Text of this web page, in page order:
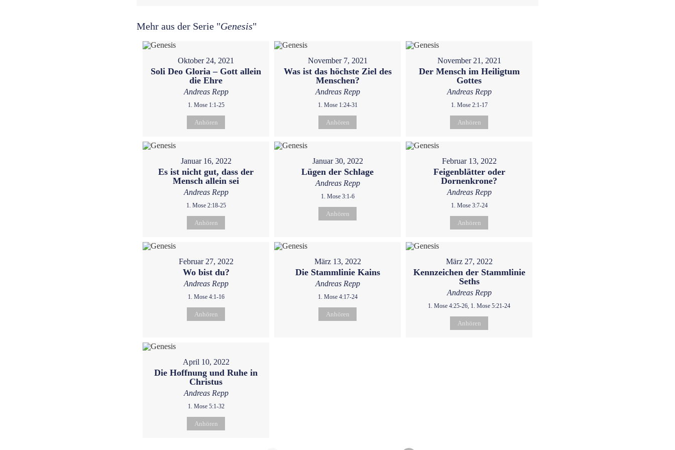
Mehr aus der Serie "Genesis"
Oktober 24, 2021
Soli Deo Gloria – Gott allein
die Ehre
Andreas Repp
1. Mose 1:1-25
Anhören
November 7, 2021
Was ist das höchste Ziel des
Menschen?
Andreas Repp
1. Mose 1:24-31
Anhören
November 21, 2021
Der Mensch im Heiligtum
Gottes
Andreas Repp
1. Mose 2:1-17
Anhören
Januar 16, 2022
Es ist nicht gut, dass der
Mensch allein sei
Andreas Repp
1. Mose 2:18-25
Anhören
Januar 30, 2022
Lügen der Schlage
Andreas Repp
1. Mose 3:1-6
Anhören
Februar 13, 2022
Feigenblätter oder
Dornenkrone?
Andreas Repp
1. Mose 3:7-24
Anhören
Februar 27, 2022
Wo bist du?
Andreas Repp
1. Mose 4:1-16
Anhören
März 13, 2022
Die Stammlinie Kains
Andreas Repp
1. Mose 4:17-24
Anhören
März 27, 2022
Kennzeichen der Stammlinie
Seths
Andreas Repp
1. Mose 4:25-26, 1. Mose 5:21-24
Anhören
April 10, 2022
Die Hoffnung und Ruhe in
Christus
Andreas Repp
1. Mose 5:1-32
Anhören